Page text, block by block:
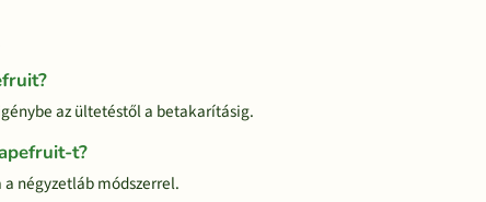
az ültetéstől a betakarításig.
t?
négyzetláb módszerrel.